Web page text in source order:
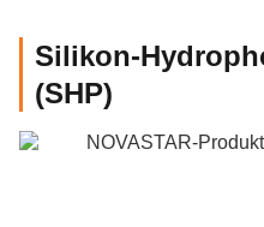
Silikon-
(SHP)